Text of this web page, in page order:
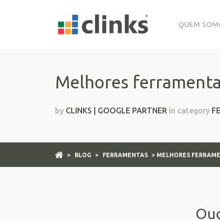
QUEM
Melhores
by CLINKS | GOOGLE PARTNER in category
> BLOG > FERRAMENTAS > MELHORES